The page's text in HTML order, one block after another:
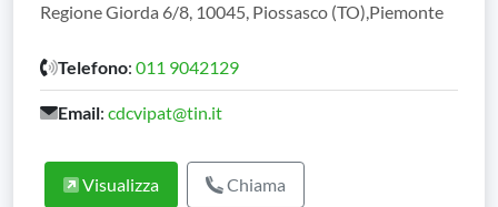
Regione Giorda 6/8, 10045, Piossasco (TO),Piemonte
Telefono: 011 9042129
Email: cdcvipat@tin.it
Visualizza Chiama